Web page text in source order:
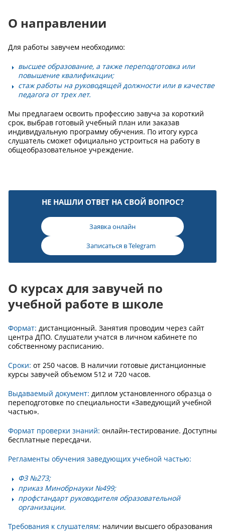
О направлении
Для работы завучем необходимо:
высшее образование, а также переподготовка или
повышение квалификации;
стаж работы на руководящей должности или в качестве
педагога от трех лет.
Мы предлагаем освоить профессию завуча за короткий
срок, выбрав готовый учебный план или заказав
индивидуальную программу обучения. По итогу курса
слушатель сможет официально устроиться на работу в
общеобразовательное учреждение.
НЕ НАШЛИ ОТВЕТ НА СВОЙ ВОПРОС?
Заявка онлайн
Записаться вTelegram
О курсах для завучей по
учебной работе в школе
Формат: дистанционный. Занятия проводим через сайт
центра ДПО. Слушатели учатся в личном кабинете по
собственному расписанию.
Сроки: от 250 часов. В наличии готовые дистанционные
курсы завучей объемом 512 и 720 часов.
Выдаваемый документ: диплом установленного образца о
переподготовке по специальности «Заведующий учебной
частью».
Формат проверки знаний: онлайн-тестирование. Доступны
бесплатные пересдачи.
Регламенты обучения заведующих учебной частью:
ФЗ №273;
приказ Минобрнауки №499;
профстандарт руководителя образовательной
организации.
Требования к слушателям: наличии высшего образования